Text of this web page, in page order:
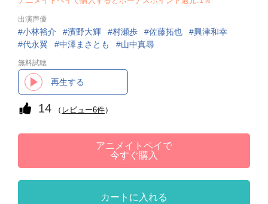
出演声優
小林裕介 濱野大輝 村瀬歩 佐藤拓也
興津和幸
代永翼
中澤まさとも 山中真尋
無料試聴
再生する
14 （ レビュー6件）
アニメイトペイで
今すぐ購入
カートに入れる